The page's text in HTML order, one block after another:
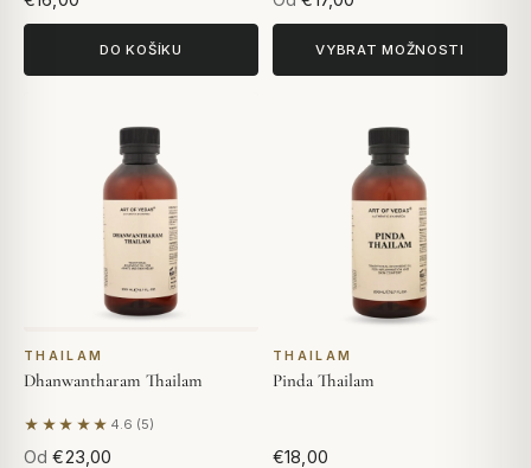
DO KOŠÍKU VYBRAT MOŽNOSTI
THAILAM
Dhanwantharam Thailam
★★★★★ 4.6 (5)
Na základě 5 hodnocení
Od €23,00
THAILAM
Pinda Thailam
€18,00